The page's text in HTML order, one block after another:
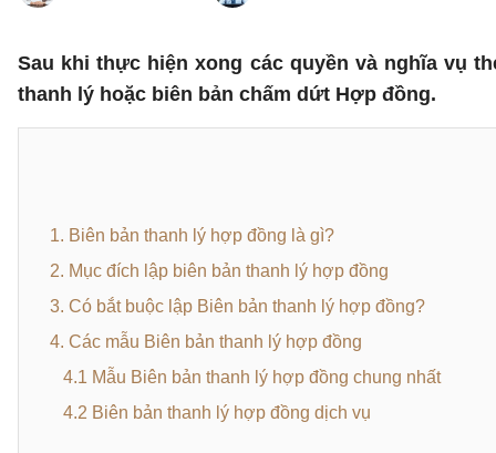
Sau khi thực hiện xong các quyền và nghĩa vụ
thanh lý hoặc biên bản chấm dứt Hợp đồng.
1. Biên bản thanh lý hợp đồng là gì?
2. Mục đích lập biên bản thanh lý hợp đồng
3. Có bắt buộc lập Biên bản thanh lý hợp đồng?
​4. Các mẫu Biên bản thanh lý hợp đồng
4.1 Mẫu Biên bản thanh lý hợp đồng chung nhất
4.2 Biên bản thanh lý hợp đồng dịch vụ